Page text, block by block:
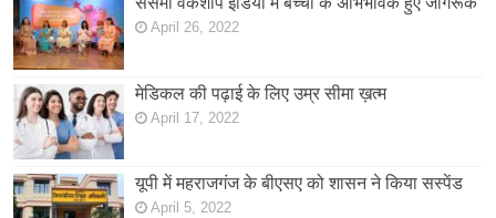
April 26, 2022
मेडिकल की पढ़ाई के लिए उम्र सीमा ख़त्म
April 17, 2022
यूपी में महराजगंज के बीएसए को शासन ने किया सस्पेंड
April 5, 2022